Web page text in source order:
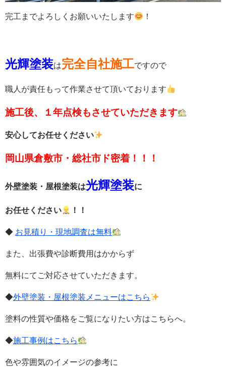
完工までよろしくお願いいたします ！
光輝塗装は完全自社施工ですので
職人が責任もって作業させて頂いております
施工後、１年点検もさせていただきます
安心してお任せください
岡山県倉敷市・総社市ド密着！！！
外壁塗装・屋根塗装は光輝塗装に
お任せください ！！
◆ お見積り・現地調査は無料
また、出張費や診断費用はかからず
無料にてご対応させていただきます。
◆外壁塗装・屋根塗装メニューはこちら
塗料の性質や価格をご覧になりたい方はこちらへ。
◆施工事例はこちら
色や雰囲気のイメージの参考に